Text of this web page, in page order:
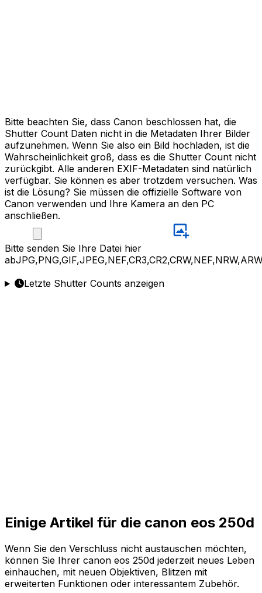
Bitte beachten Sie, dass Canon beschlossen hat, die
Shutter Count Daten nicht in die Metadaten Ihrer Bilder
aufzunehmen. Wenn Sie also ein Bild hochladen, ist die
Wahrscheinlichkeit groß, dass es die Shutter Count nicht
zurückgibt. Alle anderen EXIF-Metadaten sind natürlich
verfügbar. Sie können es aber trotzdem versuchen. Was
ist die Lösung? Sie müssen die offizielle Software von
Canon verwenden und Ihre Kamera an den PC
anschließen.
Bitte senden Sie Ihre Datei hier
ab
Letzte Shutter Counts anzeigen
Einige Artikel für die canon eos 250d
Wenn Sie den Verschluss nicht austauschen möchten,
können Sie Ihrer canon eos 250d jederzeit neues Leben
einhauchen, mit neuen Objektiven, Blitzen mit
erweiterten Funktionen oder interessantem Zubehör.